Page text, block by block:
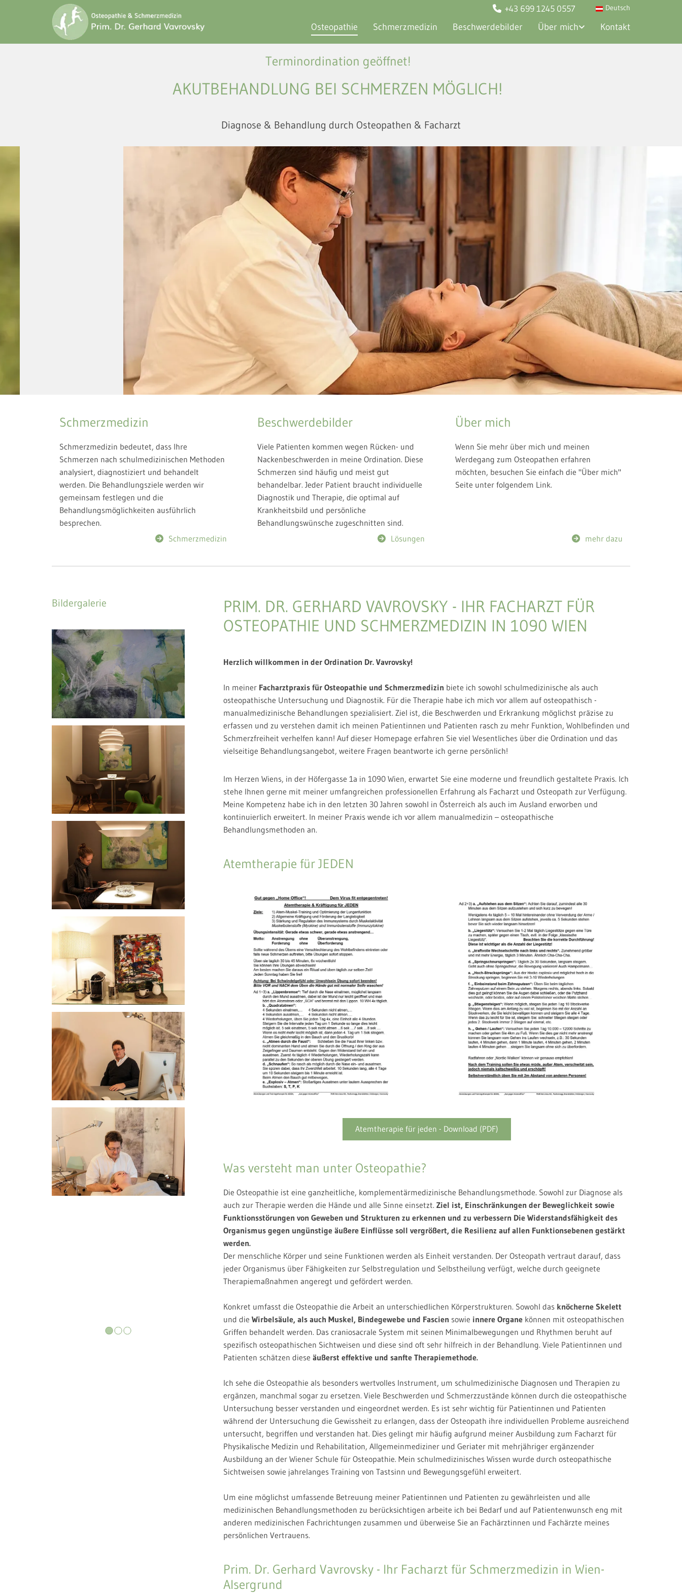
Deutsch
 +43 699 1245 0557
Osteopathie Schmerzmedizin Beschwerdebilder Über mich Kontakt
Terminordination geöffnet!
AKUTBEHANDLUNG BEI SCHMERZEN MÖGLICH!
Diagnose & Behandlung durch Osteopathen & Facharzt
Schmerzmedizin
Schmerzmedizin bedeutet, dass Ihre
Schmerzen nach schulmedizinischen Methoden
analysiert, diagnostiziert und behandelt
werden. Die Behandlungsziele werden wir
gemeinsam festlegen und die
Behandlungsmöglichkeiten ausführlich
besprechen.
Schmerzmedizin
Beschwerdebilder
Viele Patienten kommen wegen Rücken- und
Nackenbeschwerden in meine Ordination. Diese
Schmerzen sind häufig und meist gut
behandelbar. Jeder Patient braucht individuelle
Diagnostik und Therapie, die optimal auf
Krankheitsbild und persönliche
Behandlungswünsche zugeschnitten sind.
Lösungen
Über mich
Wenn Sie mehr über mich und meinen
Werdegang zum Osteopathen erfahren
möchten, besuchen Sie einfach die "Über mich"
Seite unter folgendem Link.
mehr dazu
Bildergalerie
PRIM. DR. GERHARD VAVROVSKY - IHR FACHARZT FÜR
OSTEOPATHIE UND SCHMERZMEDIZIN IN 1090 WIEN
Herzlich willkommen in der Ordination Dr. Vavrovsky!
In meiner Facharztpraxis für Osteopathie und Schmerzmedizin biete ich sowohl schulmedizinische als auch
osteopathische Untersuchung und Diagnostik. Für die Therapie habe ich mich vor allem auf osteopathisch -
manualmedizinische Behandlungen spezialisiert. Ziel ist, die Beschwerden und Erkrankung möglichst präzise zu
erfassen und zu verstehen damit ich meinen Patientinnen und Patienten rasch zu mehr Funktion, Wohlbefinden und
Schmerzfreiheit verhelfen kann! Auf dieser Homepage erfahren Sie viel Wesentliches über die Ordination und das
vielseitige Behandlungsangebot, weitere Fragen beantworte ich gerne persönlich!
Im Herzen Wiens, in der Höfergasse 1a in 1090 Wien, erwartet Sie eine moderne und freundlich gestaltete Praxis. Ich
stehe Ihnen gerne mit meiner umfangreichen professionellen Erfahrung als Facharzt und Osteopath zur Verfügung.
Meine Kompetenz habe ich in den letzten 30 Jahren sowohl in Österreich als auch im Ausland erworben und
kontinuierlich erweitert. In meiner Praxis wende ich vor allem manualmedizin – osteopathische
Behandlungsmethoden an.
Atemtherapie für JEDEN
Atemtherapie für jeden - Download (PDF)
Was versteht man unter Osteopathie?
Die Osteopathie ist eine ganzheitliche, komplementärmedizinische Behandlungsmethode. Sowohl zur Diagnose als
auch zur Therapie werden die Hände und alle Sinne einsetzt. Ziel ist, Einschränkungen der Beweglichkeit sowie
Funktionsstörungen von Geweben und Strukturen zu erkennen und zu verbessern Die Widerstandsfähigkeit des
Organismus gegen ungünstige äußere Einflüsse soll vergrößert, die Resilienz auf allen Funktionsebenen gestärkt
werden.
Der menschliche Körper und seine Funktionen werden als Einheit verstanden. Der Osteopath vertraut darauf, dass
jeder Organismus über Fähigkeiten zur Selbstregulation und Selbstheilung verfügt, welche durch geeignete
Therapiemaßnahmen angeregt und gefördert werden.
Konkret umfasst die Osteopathie die Arbeit an unterschiedlichen Körperstrukturen. Sowohl das knöcherne Skelett
und die Wirbelsäule, als auch Muskel, Bindegewebe und Fascien sowie innere Organekönnen mit osteopathischen
Griffen behandelt werden. Das craniosacrale System mit seinen Minimalbewegungen und Rhythmen beruht auf
spezifisch osteopathischen Sichtweisen und diese sind oft sehr hilfreich in der Behandlung. Viele Patientinnen und
Patienten schätzen diese äußerst effektive und sanfte Therapiemethode.
Ich sehe die Osteopathie als besonders wertvolles Instrument, um schulmedizinische Diagnosen und Therapien zu
ergänzen, manchmal sogar zu ersetzen. Viele Beschwerden und Schmerzzustände können durch die osteopathische
Untersuchung besser verstanden und eingeordnet werden. Es ist sehr wichtig für Patientinnen und Patienten
während der Untersuchung die Gewissheit zu erlangen, dass der Osteopath ihre individuellen Probleme ausreichend
untersucht, begriffen und verstanden hat. Dies gelingt mir häufig aufgrund meiner Ausbildung zum Facharzt für
Physikalische Medizin und Rehabilitation, Allgemeinmediziner und Geriater mit mehrjähriger ergänzender
Ausbildung an der Wiener Schule für Osteopathie. Mein schulmedizinisches Wissen wurde durch osteopathische
Sichtweisen sowie jahrelanges Training von Tastsinn und Bewegungsgefühl erweitert.
Um eine möglichst umfassende Betreuung meiner Patientinnen und Patienten zu gewährleisten und alle
medizinischen Behandlungsmethoden zu berücksichtigen arbeite ich bei Bedarf und auf Patientenwunsch eng mit
anderen medizinischen Fachrichtungen zusammen und überweise Sie an Fachärztinnen und Fachärzte meines
persönlichen Vertrauens.
Prim. Dr. Gerhard Vavrovsky - Ihr Facharzt für Schmerzmedizin in Wien-
Alsergrund